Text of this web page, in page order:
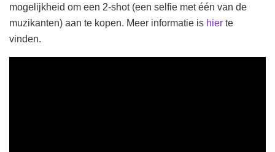
mogelijkheid om een 2-shot (een selfie met één van de
muzikanten) aan te kopen. Meer informatie is hier te
vinden.